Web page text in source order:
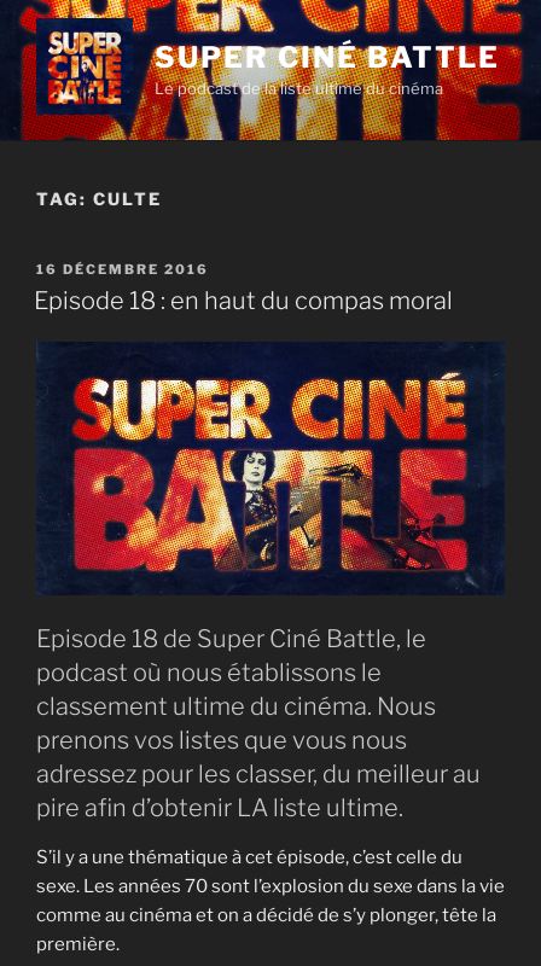
Aller
contenu
principal
SUPER CINÉ BATTLE
Le podcast de la liste ultime du cinéma
TAG: CULTE
PUBLIÉ
LE
16 DÉCEMBRE 2016
Episode 18 : en haut du compas moral
Episode 18 de Super Ciné Battle, le
podcast où nous établissons le
classement ultime du cinéma. Nous
prenons vos listes que vous nous
adressez pour les classer, du meilleur au
pire afin d’obtenir LA liste ultime.
S’il y a une thématique à cet épisode, c’est celle du
sexe. Les années 70 sont l’explosion du sexe dans la vie
comme au cinéma et on a décidé de s’y plonger, tête la
première.